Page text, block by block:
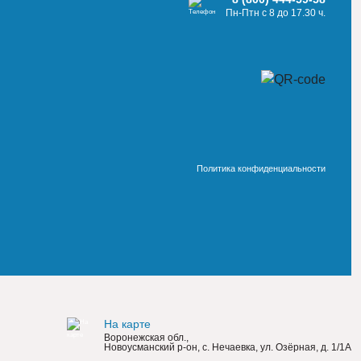
Пн-Птн с 8 до 17.30 ч.
Политика конфиденциальности
На карте
Воронежская обл.,
Новоусманский р-он, с. Нечаевка, ул. Озёрная, д. 1/1А